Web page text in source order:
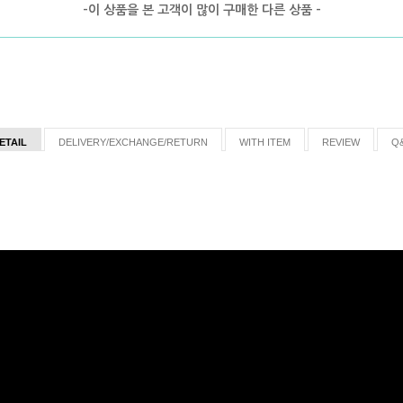
-이 상품을 본 고객이 많이 구매한 다른 상품 -
DELIVERY/EXCHANGE/RETURN WITH ITEM REVIEW